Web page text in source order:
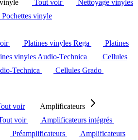
Tout voir
Nettoyage vinyles
Pochettes vinyle
Platines vinyles Rega
Platines
vinyles Audio-Technica
Cellules
Technica
Cellules Grado
voir
Amplificateurs
voir
Amplificateurs intégrés
Préamplificateurs
Amplificateurs